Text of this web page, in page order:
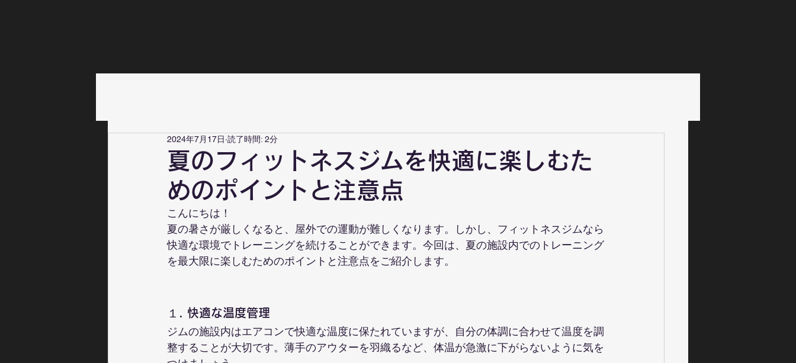
夏のフィットネスジムを快適に楽しむた
めのポイントと注意点
2024年7月17日 読了時間: 2分
こんにちは！
夏の暑さが厳しくなると、屋外での運動が難しくなります。しかし、フィットネスジムなら
快適な環境でトレーニングを続けることができます。今回は、夏の施設内でのトレーニング
を最大限に楽しむためのポイントと注意点をご紹介します。
１. 快適な温度管理
ジムの施設内はエアコンで快適な温度に保たれていますが、自分の体調に合わせて温度を調
整することが大切です。薄手のアウターを羽織るなど、体温が急激に下がらないように気を